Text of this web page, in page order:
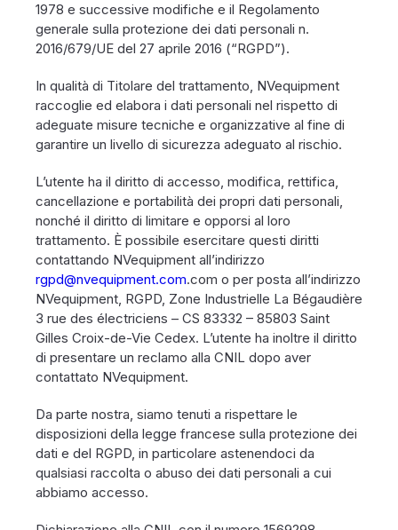
1978 e successive modifiche e il Regolamento
generale sulla protezione dei dati personali n.
2016/679/UE del 27 aprile 2016 (“RGPD”).
In qualità di Titolare del trattamento, NVequipment
raccoglie ed elabora i dati personali nel rispetto di
adeguate misure tecniche e organizzative al fine di
garantire un livello di sicurezza adeguato al rischio.
L’utente ha il diritto di accesso, modifica, rettifica,
cancellazione e portabilità dei propri dati personali,
nonché il diritto di limitare e opporsi al loro
trattamento. È possibile esercitare questi diritti
contattando NVequipment all’indirizzo
rgpd@nvequipment.com.com o per posta all’indirizzo
NVequipment, RGPD, Zone Industrielle La Bégaudière
3 rue des électriciens – CS 83332 – 85803 Saint
Gilles Croix-de-Vie Cedex. L’utente ha inoltre il diritto
di presentare un reclamo alla CNIL dopo aver
contattato NVequipment.
Da parte nostra, siamo tenuti a rispettare le
disposizioni della legge francese sulla protezione dei
dati e del RGPD, in particolare astenendoci da
qualsiasi raccolta o abuso dei dati personali a cui
abbiamo accesso.